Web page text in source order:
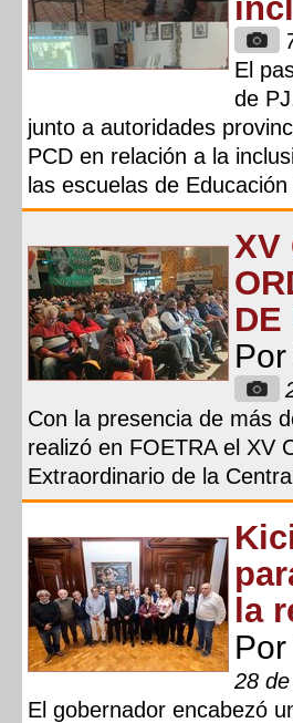
El
de
junto a autoridades
PCD en relación a la
las escuelas de
XV
DE
Con la presencia de más
realizó en FOETRA el XV
Extraordinario de la
la
28
El gobernador encabezó